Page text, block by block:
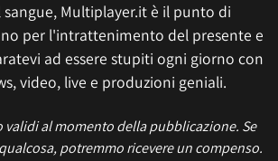
Multiplayer.it è il punto di
per l'intrattenimento del presente e
ad essere stupiti ogni giorno con
video, live e produzioni geniali.
validi al momento della pubblicazione. Se
potremmo ricevere un compenso.